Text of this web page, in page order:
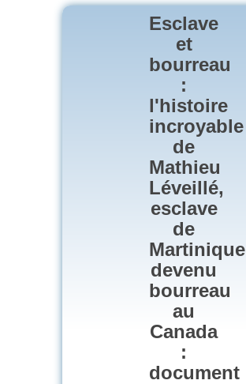
Esclave
et
bourreau
:
l'histoire
incroyable
de
Mathieu
Léveillé,
esclave
de
Martinique
devenu
bourreau
au
Canada
:
document